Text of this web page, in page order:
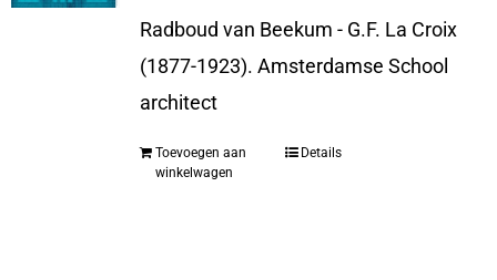
Radboud van Beekum - G.F. La Croix
(1877-1923). Amsterdamse School
architect
Toevoegen aan
winkelwagen
Details